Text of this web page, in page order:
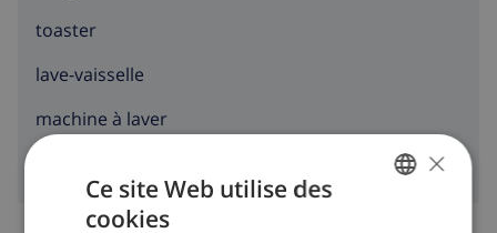
toaster
lave-vaisselle
machine à laver
×
Ce site Web utilise des
cookies